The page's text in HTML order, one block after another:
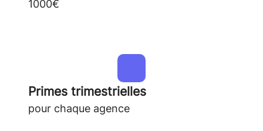
1000€
Primes trimestrielles
pour chaque agence